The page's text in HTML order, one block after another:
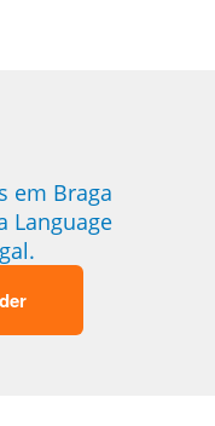
em Braga
Language